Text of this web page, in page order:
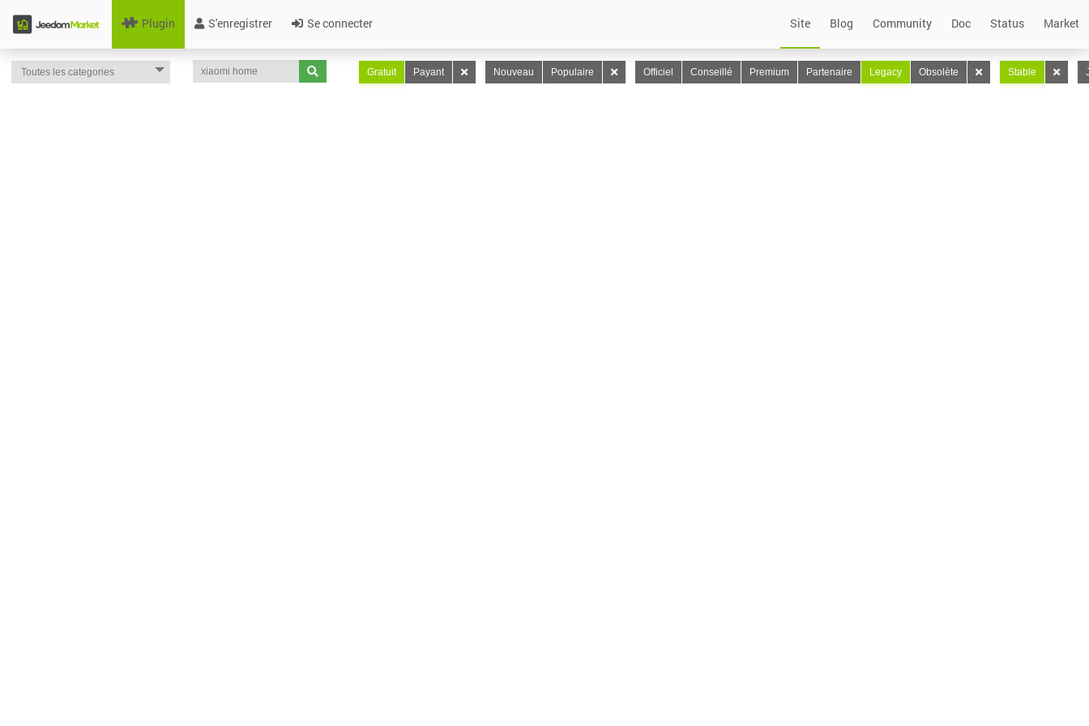
Plugin S'enregistrer Se connecter Site Blog Community Doc Status Market
Gratuit Payant Nouveau Populaire Officiel Conseillé Premium Partenaire Legacy Obsolète Stable